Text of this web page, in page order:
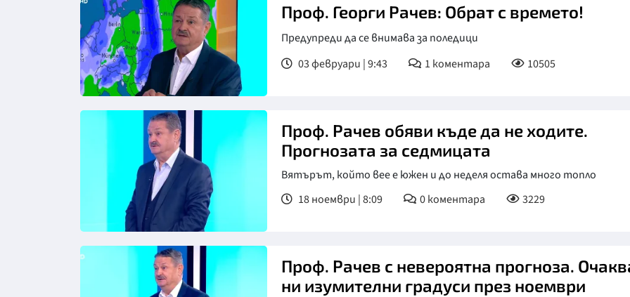
ВРЕМЕТО
Проф. Георги Рачев: Обрат с времето!
Предупреди да се внимава за поледици
03 февруари | 9:43
1 коментара 10505
Проф. Рачев обяви къде да не ходите.
Прогнозата за седмицата
Вятърът, който вее е южен и до неделя остава много топло
18 ноември | 8:09
0коментара 3229
Проф. Рачев с невероятна прогноза.
ни изумителни градуси през ноември